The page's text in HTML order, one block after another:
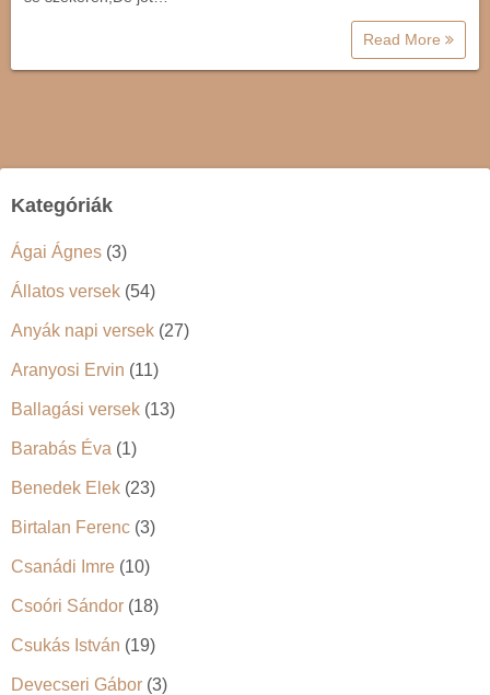
Read More
Kategóriák
Ágai Ágnes (3)
Állatos versek (54)
Anyák napi versek (27)
Aranyosi Ervin (11)
Ballagási versek (13)
Barabás Éva (1)
Benedek Elek (23)
Birtalan Ferenc (3)
Csanádi Imre (10)
Csoóri Sándor (18)
Csukás István (19)
Devecseri Gábor (3)